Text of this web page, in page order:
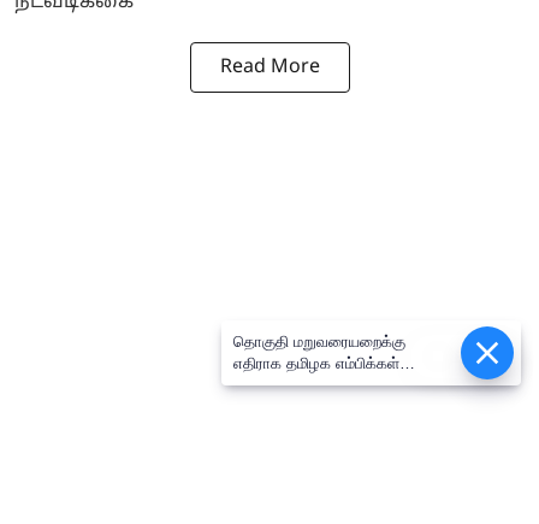
Read More
Epaper
தொகுதி மறுவரையறைக்கு
எதிராக தமிழக எம்பிக்கள்
கூட்டத்தில் ஒருமனதாக தீர்மானம்